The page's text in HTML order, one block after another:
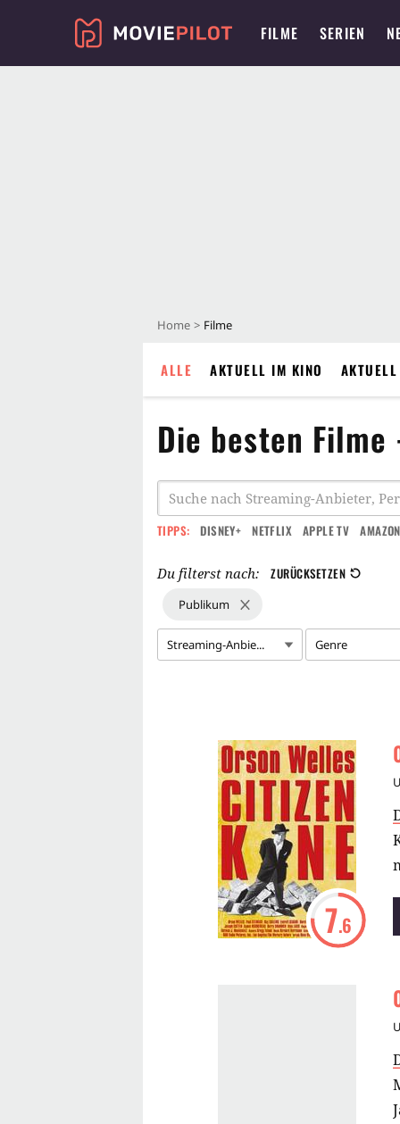
FILME SERIEN
Home Filme
ALLE AKTUELL IM KINO
Die besten
TIPPS: DISNEY+ NETFLIX APPLE TV
Du filterst nach: ZURÜCKSETZEN
Publikum
Streaming-Anbie... Genre
7.6